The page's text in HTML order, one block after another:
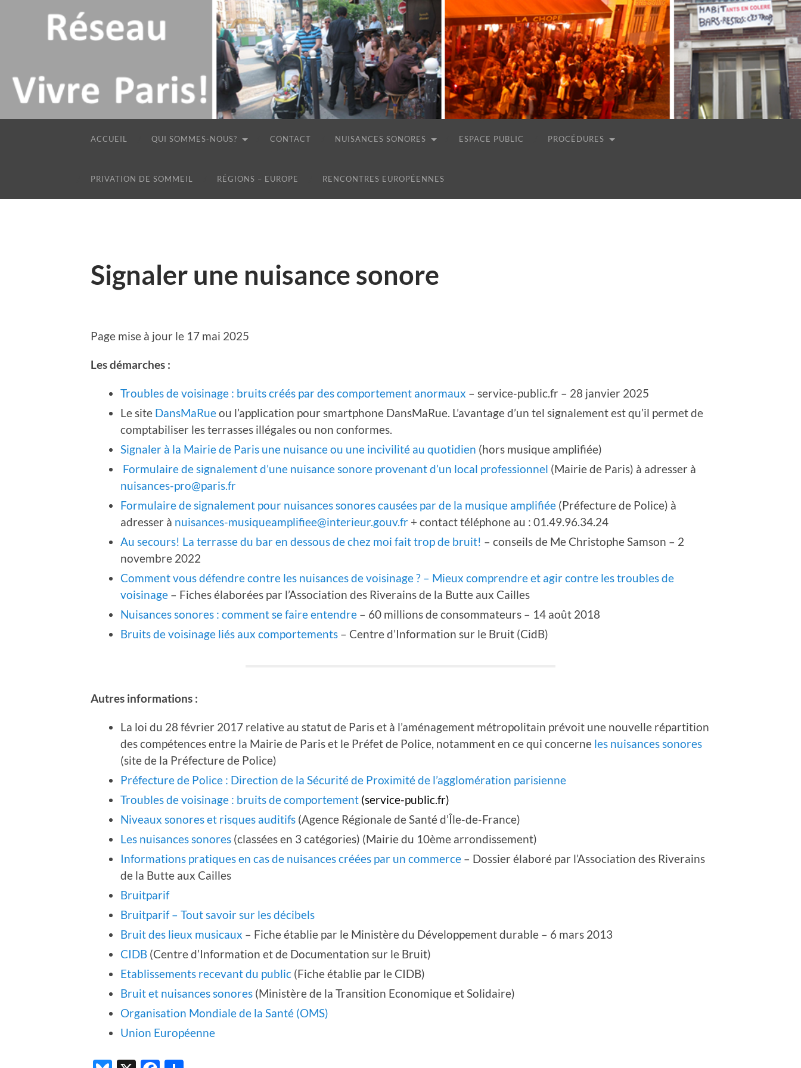
ACCUEIL QUI SOMMES-NOUS? CONTACT NUISANCES SONORES ESPACE PUBLIC PROCÉDURES
PRIVATION DE SOMMEIL RÉGIONS – EUROPE RENCONTRES EUROPÉENNES
Signaler une nuisance sonore
Page mise à jour le 17 mai 2025
Les démarches :
Troubles de voisinage : bruits créés par des comportement anormaux – service-public.fr – 28 janvier 2025
Le site DansMaRueou l’application pour smartphone DansMaRue. L’avantage d’un tel signalement est qu’il permet de
comptabiliser les terrasses illégales ou non conformes.
Signaler à la Mairie de Paris une nuisance ou une incivilité au quotidien (hors musique amplifiée)
Formulaire de signalement d’une nuisance sonore provenant d’un local professionnel (Mairie de Paris) à adresser à
nuisances-pro@paris.fr
Formulaire de signalement pour nuisances sonores causées par de la musique amplifiée (Préfecture de Police) à
adresser à nuisances-musiqueamplifiee@interieur.gouv.fr + contact téléphone au : 01.49.96.34.24
Au secours! La terrasse du bar en dessous de chez moi fait trop de bruit! – conseils de Me Christophe Samson – 2
novembre 2022
Comment vous défendre contre les nuisances de voisinage ? – Mieux comprendre et agir contre les troubles de
voisinage – Fiches élaborées par l’Association des Riverains de la Butte aux Cailles
Nuisances sonores : comment se faire entendre – 60 millions de consommateurs – 14 août 2018
Bruits de voisinage liés aux comportements – Centre d’Information sur le Bruit (CidB)
Autres informations :
La loi du 28 février 2017 relative au statut de Paris et à l’aménagement métropolitain prévoit une nouvelle répartition
des compétences entre la Mairie de Paris et le Préfet de Police, notamment en ce qui concerne les nuisances sonores
(site de la Préfecture de Police)
Préfecture de Police : Direction de la Sécurité de Proximité de l’agglomération parisienne
Troubles de voisinage : bruits de comportement (service-public.fr)
Niveaux sonores et risques auditifs (Agence Régionale de Santé d’Île-de-France)
Les nuisances sonores (classées en 3 catégories) (Mairie du 10ème arrondissement)
Informations pratiques en cas de nuisances créées par un commerce – Dossier élaboré par l’Association des Riverains
de la Butte aux Cailles
Bruitparif
Bruitparif – Tout savoir sur les décibels
Bruit des lieux musicaux – Fiche établie par le Ministère du Développement durable – 6 mars 2013
CIDB (Centre d’Information et de Documentation sur le Bruit)
Etablissements recevant du public (Fiche établie par le CIDB)
Bruit et nuisances sonores (Ministère de la Transition Economique et Solidaire)
Organisation Mondiale de la Santé (OMS)
Union Européenne